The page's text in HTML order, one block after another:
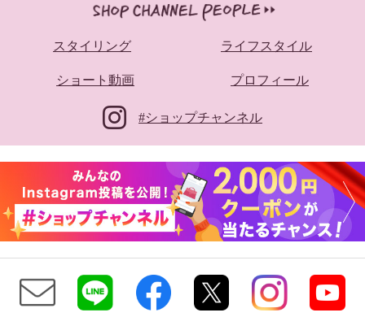
スタイリング ライフスタイル
ショート動画 プロフィール
#ショップチャンネル